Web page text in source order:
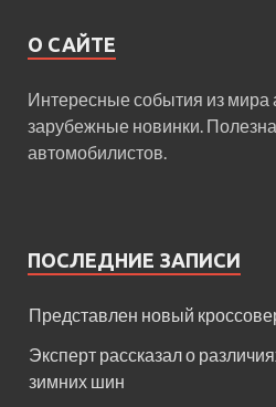
О САЙТЕ
Интересные события из мира
зарубежные новинки.
автомобилистов.
ПОСЛЕДНИЕ ЗАПИСИ
Представлен новый
Эксперт рассказал о
зимних шин